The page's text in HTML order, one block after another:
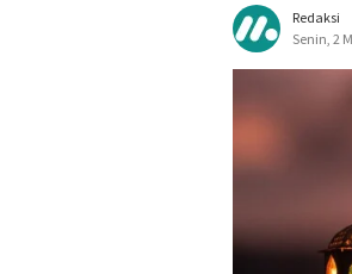
Redaksi
Senin, 2